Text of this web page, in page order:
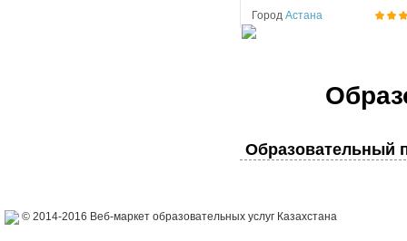
Город Астана
Образовательный
© 2014-2016 Веб-маркет образовательных услуг Казахстана